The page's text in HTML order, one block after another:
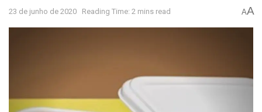
23 de junho de 2020 Reading Time: 2 mins read AA